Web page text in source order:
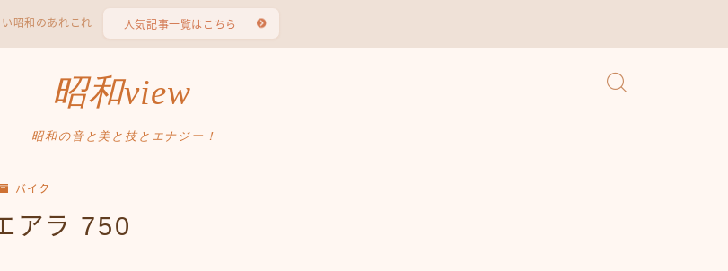
昭和のあれこれ 人気記事一覧はこちら
昭和view
昭和の音と美と技とエナジー！
バイク
アラ 750